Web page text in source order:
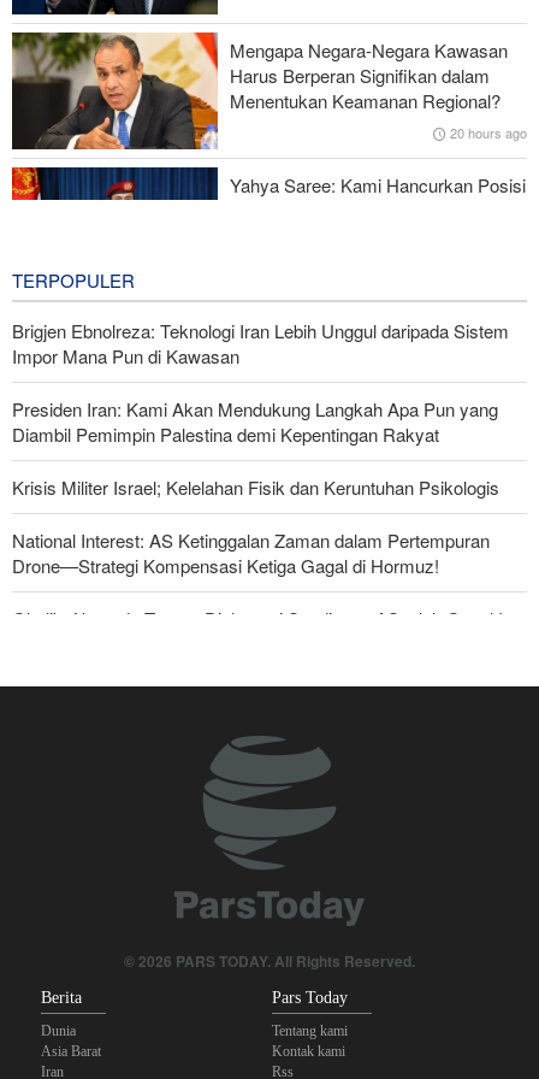
Serangan Iran Sebabkan Lebih dari 700 Tentara AS Geger Otak
Gagal dalam Perang dengan Iran, Dua Pejabat Senior Mossad
Dipecat
Mengapa Negara-Negara Kawasan
Harus Berperan Signifikan dalam
Menentukan Keamanan Regional?
20 hours ago
Yahya Saree: Kami Hancurkan Posisi
TERPOPULER
Brigjen Ebnolreza: Teknologi Iran Lebih Unggul daripada Sistem
Impor Mana Pun di Kawasan
Presiden Iran: Kami Akan Mendukung Langkah Apa Pun yang
Diambil Pemimpin Palestina demi Kepentingan Rakyat
Krisis Militer Israel; Kelelahan Fisik dan Keruntuhan Psikologis
National Interest: AS Ketinggalan Zaman dalam Pertempuran
Drone—Strategi Kompensasi Ketiga Gagal di Hormuz!
Ghalibaf kepada Trump: Diplomasi Sandiwara AS telah Gagal !
The Economist: Kesepakatan dengan Iran Opsi Realistis Akhiri
Yahya Saree: Kami Hancurkan Posisi Pasukan Bayaran Saudi
dengan Rudal Balistik dan Drone
Brigjen Akrami Nia: Artesh dalam Kondisi Siaga Penuh
Anggota Kongres AS Khawatirkan Dampak Menipisnya Rudal
Amerika Hadapi Iran
© 2026 PARS TODAY. All Rights Reserved.
Berita
Dunia
Asia Barat
Iran
Pars Today
Tentang kami
Kontak kami
Rss